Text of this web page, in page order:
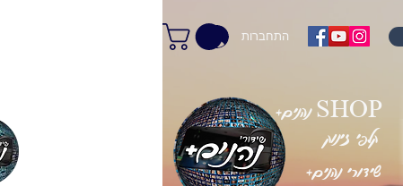
התחברות
+שידורי נהנים
+נהנים SHOP
קלפי זינוק